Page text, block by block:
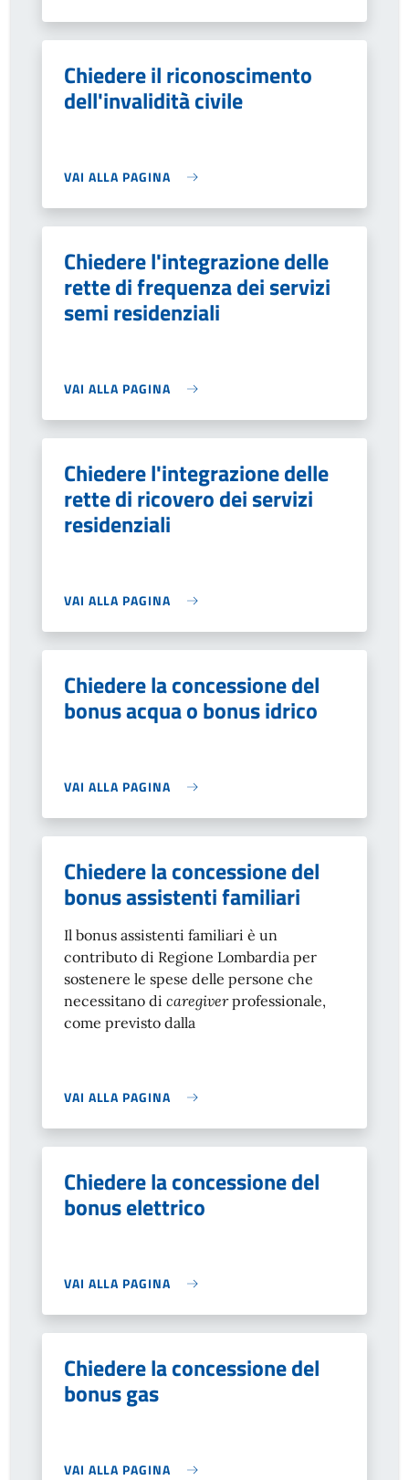
Chiedere il riconoscimento
dell'invalidità civile
VAI ALLA PAGINA
Chiedere l'integrazione delle
rette di frequenza dei servizi
semi residenziali
VAI ALLA PAGINA
Chiedere l'integrazione delle
rette di ricovero dei servizi
residenziali
VAI ALLA PAGINA
Chiedere la concessione del
bonus acqua o bonus idrico
VAI ALLA PAGINA
Chiedere la concessione del
bonus assistenti familiari
Il bonus assistenti familiari è un
contributo di Regione Lombardia per
sostenere le spese delle persone che
necessitano di caregiverprofessionale,
come previsto dalla
VAI ALLA PAGINA
Chiedere la concessione del
bonus elettrico
VAI ALLA PAGINA
Chiedere la concessione del
bonus gas
VAI ALLA PAGINA